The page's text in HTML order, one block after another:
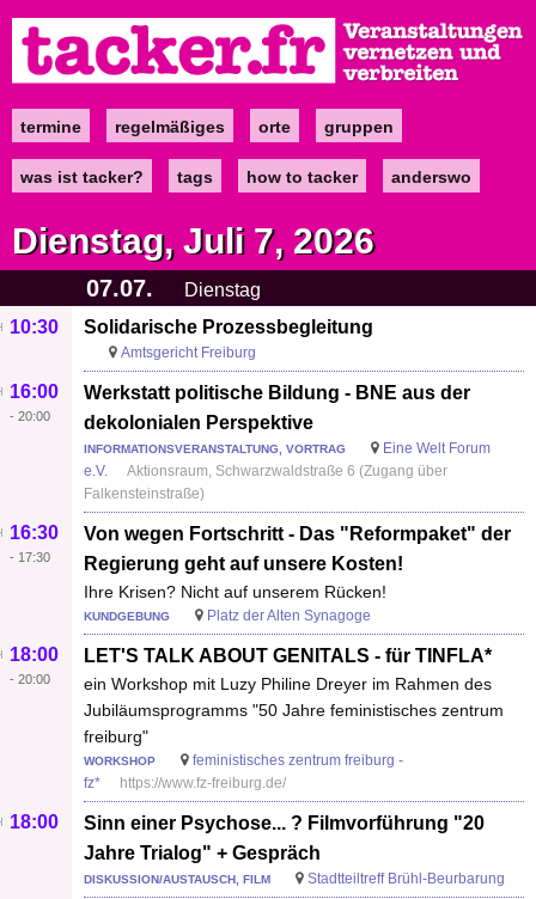
zum
Inhalt
Maintermine regelmäßiges orte gruppen
was ist tacker? tags how to tacker anderswo
Dienstag, Juli 7, 2026
07.07.
Dienstag
Solidarische Prozessbegleitung
10:30
Amtsgericht Freiburg
Werkstatt politische Bildung - BNE aus der
dekolonialen Perspektive
16:00
- 20:00
INFORMATIONSVERANSTALTUNG, VORTRAG
Eine Welt Forum
e.V.
Aktionsraum, Schwarzwaldstraße 6 (Zugang über
Falkensteinstraße)
Von wegen Fortschritt - Das "Reformpaket" der
Regierung geht auf unsere Kosten!
Ihre Krisen? Nicht auf unserem Rücken!
16:30
- 17:30
KUNDGEBUNG Platz der Alten Synagoge
LET'S TALK ABOUT GENITALS - für TINFLA*
ein Workshop mit Luzy Philine Dreyer im Rahmen des
Jubiläumsprogramms "50 Jahre feministisches zentrum
freiburg"
18:00
- 20:00
WORKSHOP
feministisches zentrum freiburg -
fz*
https://www.fz-freiburg.de/
Sinn einer Psychose... ? Filmvorführung "20
Jahre Trialog" + Gespräch
18:00
DISKUSSION/AUSTAUSCH, FILM Stadtteiltreff Brühl-Beurbarung